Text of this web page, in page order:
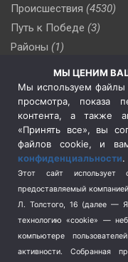
Происшествия (4530)
Путь к Победе (3)
Районы (1)
(510)
Сельское хозяйство (3)
Социальная политика
Спецоперация в Украине
Спецоперация на
Спорт (740)
Терроризм (1)
Транспорт (262)
Туризм (178)
МЫ ЦЕНИМ
Мы используем файлы
просмотра, показа
контента, а также
«Принять все», вы
файлов cookie, и
конфиденциальности.
Этот сайт использует
предоставляемый
Л. Толстого, 16 (далее —
технологию «cookie» —
компьютере
активности.
Собранная